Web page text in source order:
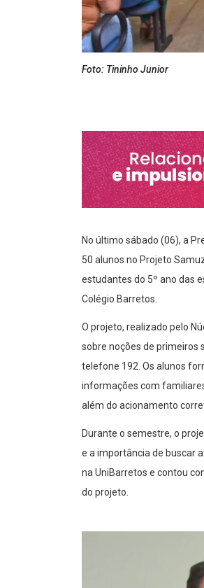
Foto: Tininho Junior
No último sábado (06), a
50 alunos no Projeto
estudantes do 5º ano das
Colégio Barretos.
O projeto, realizado pelo
sobre noções de primeiros
telefone 192. Os alunos
informações com
além do acionamento
Durante o semestre, o
e a importância de buscar
na UniBarretos e contou
do projeto.